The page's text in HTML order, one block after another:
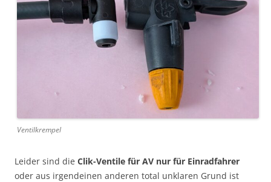
Ventilkrempel
Leider sind die Clik-Ventile für AV nur für Einradfahrer
oder aus irgendeinen anderen total unklaren Grund ist